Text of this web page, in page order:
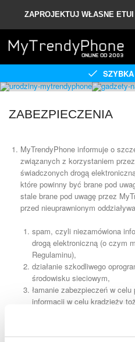
ZAPROJEKTUJ WŁASNE
SZYBKA
ZABEZPIECZENIA
MyTrendyPhone informuje o
związanych z korzystaniem
świadczonych drogą
które powinny być brane pod
stale brane pod uwagę przez
przed nieuprawnionym
spam, czyli niezamówiona
drogą elektroniczną (o czym
Regulaminu),
działanie szkodliwego
środowisku sieciowym,
łamanie zabezpieczeń w
informacji w celu kradzieży
fałszywych wiadomości